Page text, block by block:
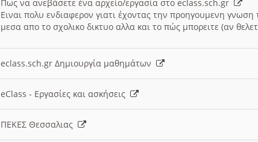
Πως να ανεβάσετε ένα αρχείο/εργασία στο eclass.sch.gr
Ειναι πολυ ενδιαφερον γιατι έχοντας την προηγουμενη
μεσα απο το σχολικο δικτυο αλλα και το πώς μπορειτε (αν
eclass.sch.gr Δημιουργία μαθημάτων
eClass - Εργασίες και ασκήσεις
ΠΕΚΕΣ Θεσσαλιας